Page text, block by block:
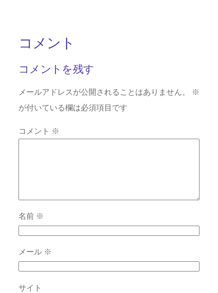
コメント
コメントを残す
メールアドレスが公開されることはありません。
※
が付いている欄は必須項目です
コメント ※
名前 ※
メール ※
サイト